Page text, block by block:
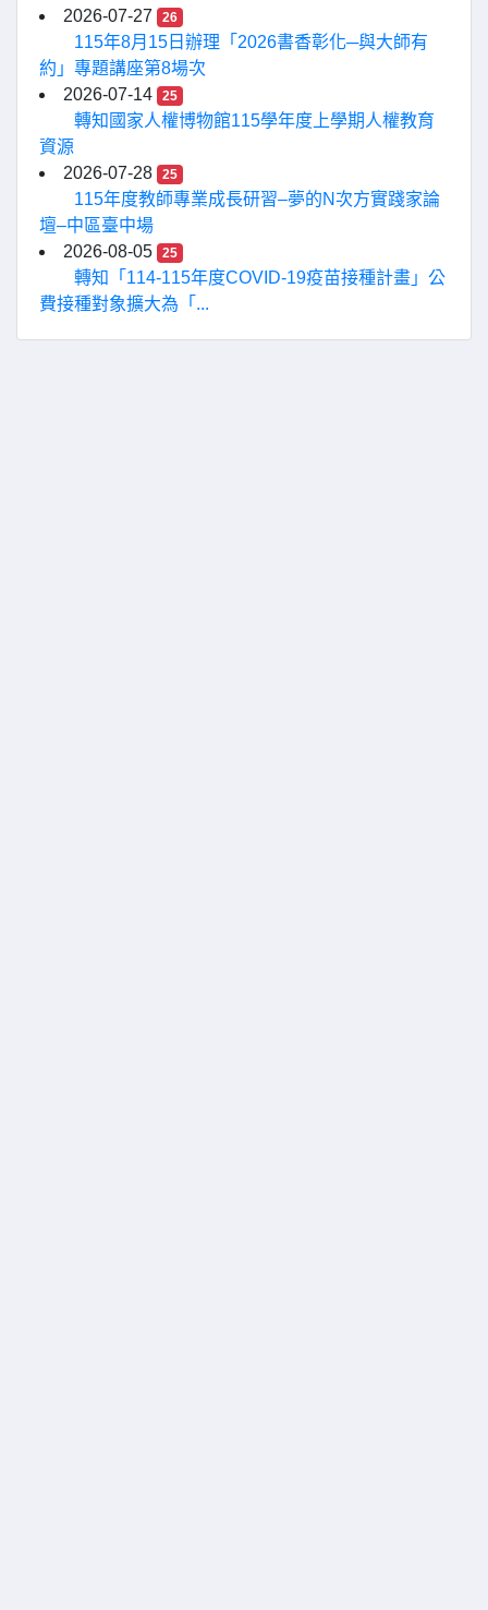
2026-07-27
26
115年8月15日辦理「2026書香彰化─與大師有
約」專題講座第8場次
2026-07-14
25
轉知國家人權博物館115學年度上學期人權教育
資源
2026-07-28
25
115年度教師專業成長研習–夢的N次方實踐家論
壇–中區臺中場
2026-08-05
25
轉知「114-115年度COVID-19疫苗接種計畫」公
費接種對象擴大為「...